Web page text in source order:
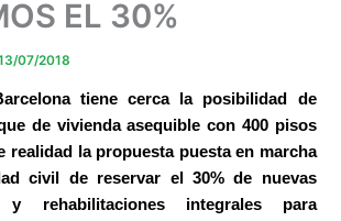
EL 30%
07/2018
tiene cerca la posibilidad de
de vivienda asequible con 400 pisos
realidad la propuesta puesta en marcha
civil de reservar el 30% de nuevas
y rehabilitaciones integrales para